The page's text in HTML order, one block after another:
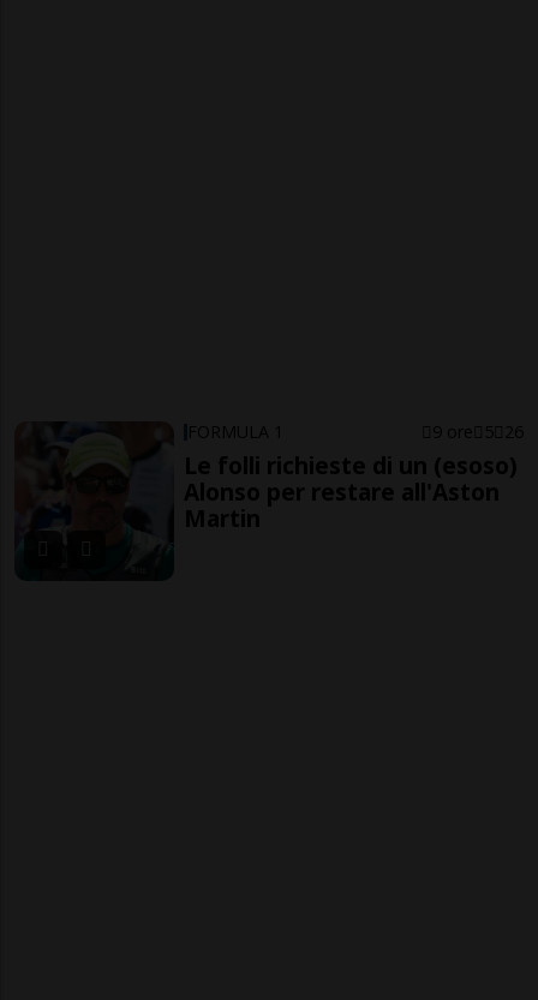
FORMULA 1 9 ore 5 26
Le folli richieste di un (esoso)
Alonso per restare all'Aston
Martin